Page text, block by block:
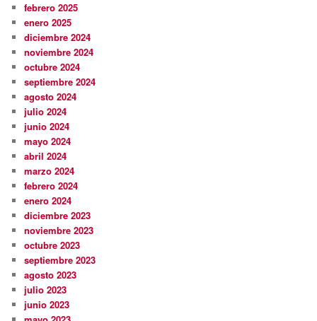
febrero 2025
enero 2025
diciembre 2024
noviembre 2024
octubre 2024
septiembre 2024
agosto 2024
julio 2024
junio 2024
mayo 2024
abril 2024
marzo 2024
febrero 2024
enero 2024
diciembre 2023
noviembre 2023
octubre 2023
septiembre 2023
agosto 2023
julio 2023
junio 2023